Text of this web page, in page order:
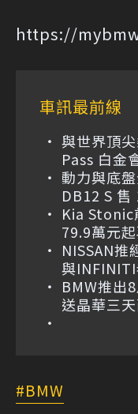
https://
車訊最前線
與世界頂
Pass 白金
動力與底
DB12 S
Kia
79.9萬元
NISSAN
與
BMW推出
送晶華三
BMW